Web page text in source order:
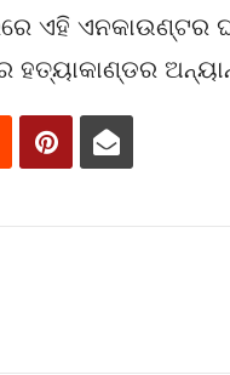
ଏହି ଏନକାଉଣ୍ଟର
ହତ୍ୟାକାଣ୍ଡର